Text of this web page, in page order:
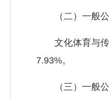
（二）一般公
文化体育与传
7.93%。
（三）一般公